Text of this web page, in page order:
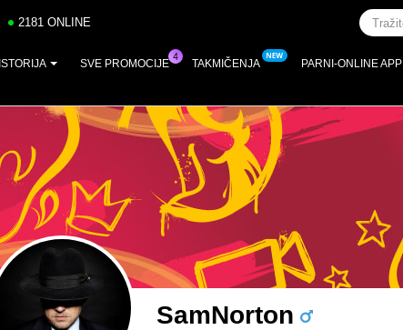
2181 ONLINE
ISTORIJA SVE PROMOCIJE TAKMIČENJA PARNI-ONLINE APP
SamNorton